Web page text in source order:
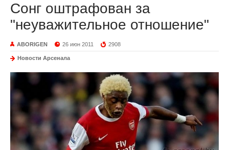
Сонг оштрафован за
"неуважительное отношение"
ABORIGEN 26 июн 2011 2908
Новости Арсенала